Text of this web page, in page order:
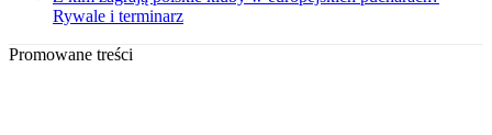
Rywale i terminarz
Promowane treści